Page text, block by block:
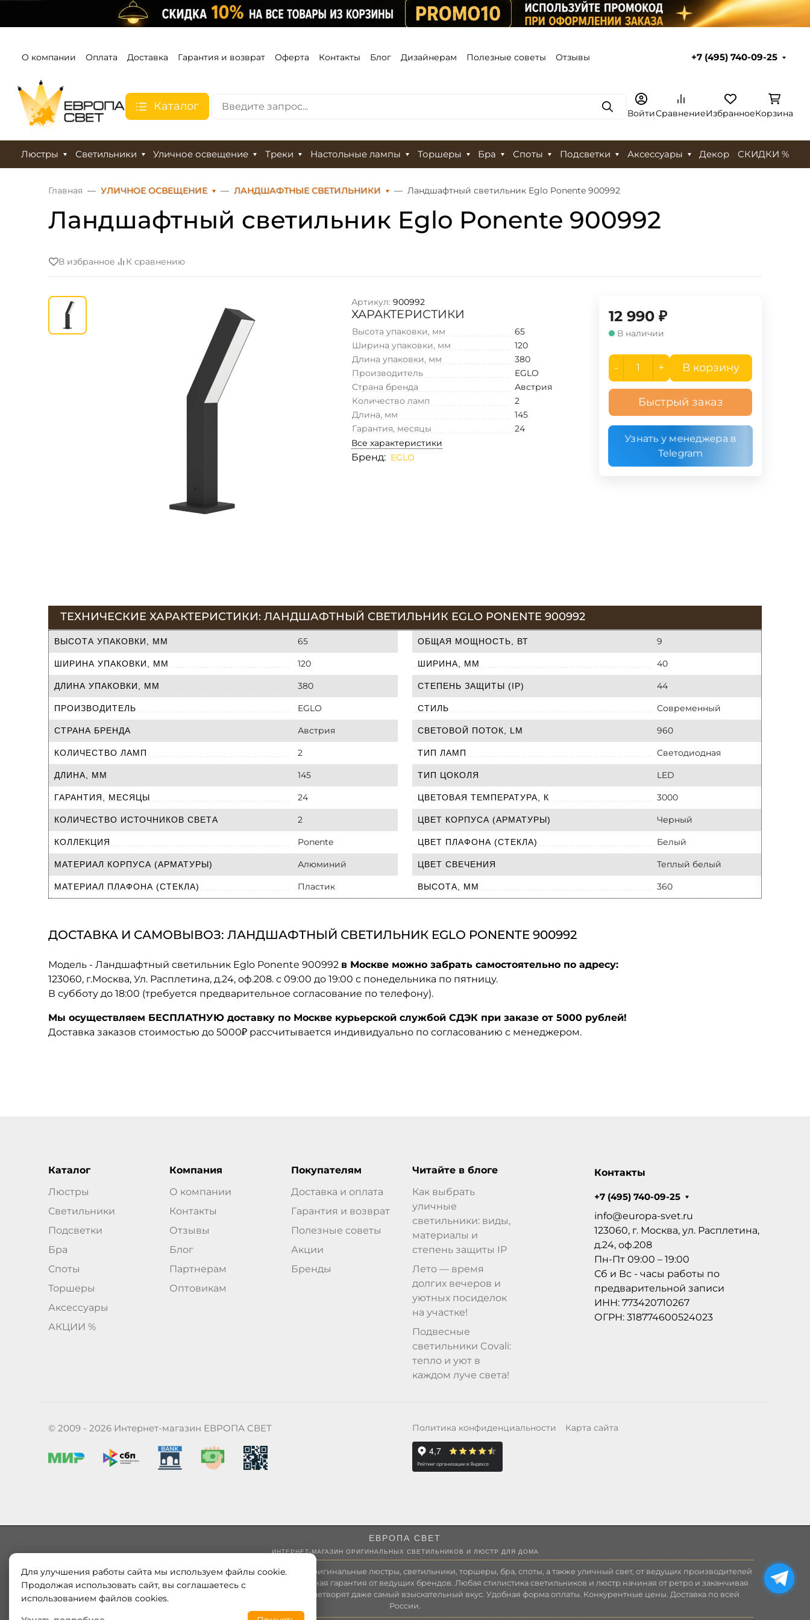
О компании Оплата Доставка Гарантия и возврат Оферта Контакты Блог Дизайнерам Полезные советы Отзывы +7 (495) 740-09-25
Каталог ПоискВойтиСравнениеИзбранноеКорзина
Люстры Светильники Уличное освещение Треки Настольные лампы Торшеры Бра Споты Подсветки Аксессуары Декор СКИДКИ %
Главная УЛИЧНОЕ ОСВЕЩЕНИЕ ЛАНДШАФТНЫЕ СВЕТИЛЬНИКИ Ландшафтный светильник Eglo Ponente 900992
Ландшафтный светильник Eglo Ponente 900992
В избранное К сравнению
Артикул: 900992
ХАРАКТЕРИСТИКИ
Высота упаковки, мм
65
Ширина упаковки, мм
120
Длина упаковки, мм
380
Производитель
EGLO
Страна бренда
Австрия
Количество ламп
2
Длина, мм
145
Гарантия, месяцы
24
Все характеристики
Бренд: EGLO
12 990 ₽
В наличии
- + В корзину
Быстрый заказ
Узнать у менеджера в
Telegram
ТЕХНИЧЕСКИЕ ХАРАКТЕРИСТИКИ: ЛАНДШАФТНЫЙ СВЕТИЛЬНИК EGLO PONENTE 900992
ВЫСОТА УПАКОВКИ, ММ 65
ШИРИНА УПАКОВКИ, ММ 120
ДЛИНА УПАКОВКИ, ММ 380
ПРОИЗВОДИТЕЛЬ EGLO
СТРАНА БРЕНДА Австрия
КОЛИЧЕСТВО ЛАМП 2
ДЛИНА, ММ 145
ГАРАНТИЯ, МЕСЯЦЫ 24
КОЛИЧЕСТВО ИСТОЧНИКОВ СВЕТА 2
КОЛЛЕКЦИЯ Ponente
МАТЕРИАЛ КОРПУСА (АРМАТУРЫ) Алюминий
МАТЕРИАЛ ПЛАФОНА (СТЕКЛА) Пластик
ОБЩАЯ МОЩНОСТЬ, ВТ 9
ШИРИНА, ММ 40
СТЕПЕНЬ ЗАЩИТЫ (IP) 44
СТИЛЬ Современный
СВЕТОВОЙ ПОТОК, LM 960
ТИП ЛАМП Светодиодная
ТИП ЦОКОЛЯ LED
ЦВЕТОВАЯ ТЕМПЕРАТУРА, К 3000
ЦВЕТ КОРПУСА (АРМАТУРЫ) Черный
ЦВЕТ ПЛАФОНА (СТЕКЛА) Белый
ЦВЕТ СВЕЧЕНИЯ Теплый белый
ВЫСОТА, ММ 360
ДОСТАВКА И САМОВЫВОЗ: ЛАНДШАФТНЫЙ СВЕТИЛЬНИК EGLO PONENTE 900992
Модель - Ландшафтный светильник Eglo Ponente 900992 в Москве можно забрать самостоятельно по адресу:
123060, г.Москва, Ул. Расплетина, д.24, оф.208. с 09:00 до 19:00 с понедельника по пятницу.
В субботу до 18:00 (требуется предварительное согласование по телефону).
Мы осуществляем БЕСПЛАТНУЮ доставку по Москве курьерской службой СДЭК при заказе от 5000 рублей!
Доставка заказов стоимостью до 5000₽ рассчитывается индивидуально по согласованию с менеджером.
Каталог
Люстры
Светильники
Подсветки
Бра
Споты
Торшеры
Аксессуары
АКЦИИ %
Компания
О компании
Контакты
Отзывы
Блог
Партнерам
Оптовикам
Покупателям
Доставка и оплата
Гарантия и возврат
Полезные советы
Акции
Бренды
Читайте в блоге
Как выбрать
уличные
светильники: виды,
материалы и
степень защиты IP
Лето — время
долгих вечеров и
уютных посиделок
на участке!
Подвесные
светильники Covali:
тепло и уют в
каждом луче света!
Контакты
+7 (495) 740-09-25
info@europa-svet.ru
123060, г. Москва, ул. Расплетина,
д.24, оф.208
Пн-Пт 09:00 – 19:00
Сб и Вс - часы работы по
предварительной записи
ИНН: 773420710267
ОГРН: 318774600524023
© 2009 - 2026 Интернет-магазин ЕВРОПА СВЕТ Политика конфиденциальности Карта сайта
ЕВРОПА СВЕТ
ИНТЕРНЕТ-МАГАЗИН ОРИГИНАЛЬНЫХ СВЕТИЛЬНИКОВ И ЛЮСТР ДЛЯ ДОМА
Наш магазин «ЕВРОПА СВЕТ» поставляет и продает в России оригинальные люстры, светильники, торшеры, бра, споты, а также уличный свет, от ведущих производителей
Европы и России. Только оригинальная продукция. Полноценная гарантия от ведущих брендов. Любая стилистика светильников и люстр начиная от ретро и заканчивая
модерн от интернет-магазина europa-svet.ru позволит удовлетворят даже самый взыскательный вкус. Удобная форма оплаты. Конкурентные цены. Доставка по всей
России.
Для улучшения работы сайта мы используем файлы cookie.
Продолжая использовать сайт, вы соглашаетесь с
использованием файлов cookies.